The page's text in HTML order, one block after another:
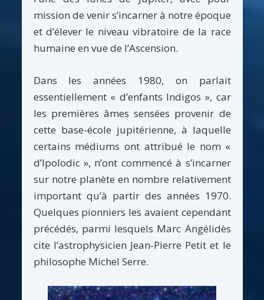
mission de venir s’incarner à notre époque
et d’élever le niveau vibratoire de la race
humaine en vue de l’Ascension.
Dans les années 1980, on parlait
essentiellement « d’enfants Indigos », car
les premières âmes sensées provenir de
cette base-école jupitérienne, à laquelle
certains médiums ont attribué le nom «
d’Ipolodic », n’ont commencé à s’incarner
sur notre planète en nombre relativement
important qu’à partir des années 1970.
Quelques pionniers les avaient cependant
précédés, parmi lesquels Marc Angélidès
cite l’astrophysicien Jean-Pierre Petit et le
philosophe Michel Serre.